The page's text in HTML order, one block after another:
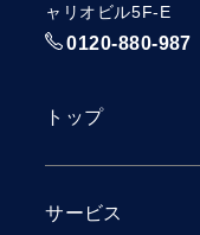
ャリオビル5F-E
0120-880-987
トップ
サービス